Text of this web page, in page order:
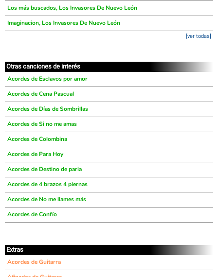
Los más buscados, Los Invasores De Nuevo León
Imaginacion, Los Invasores De Nuevo León
[ver todas]
Otras canciones de interés
Acordes de Esclavos por amor
Acordes de Cena Pascual
Acordes de Días de Sombrillas
Acordes de Si no me amas
Acordes de Colombina
Acordes de Para Hoy
Acordes de Destino de paria
Acordes de 4 brazos 4 piernas
Acordes de No me llames más
Acordes de Confío
Extras
Acordes de Guitarra